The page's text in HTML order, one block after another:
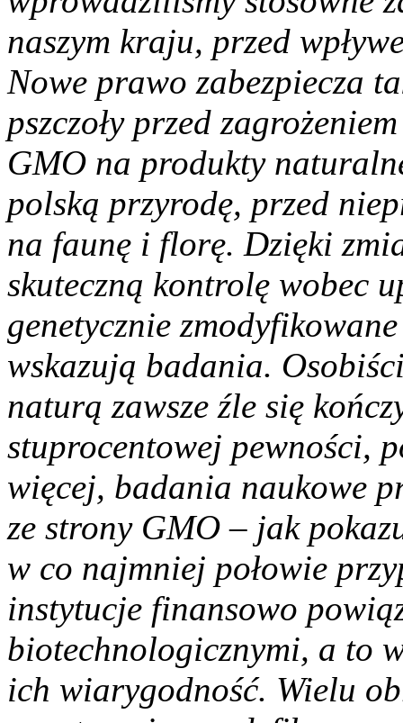
naszym kraju, przed
Nowe prawo zabezpiecza
pszczoły przed
GMO na produkty
polską przyrodę, przed
na faunę i florę. Dzięki
skuteczną kontrolę wobec
genetycznie
wskazują badania.
naturą zawsze źle się
stuprocentowej pewności,
więcej, badania naukowe
ze strony GMO – jak
w co najmniej połowie
instytucje finansowo
biotechnologicznymi, a to
ich wiarygodność. Wielu